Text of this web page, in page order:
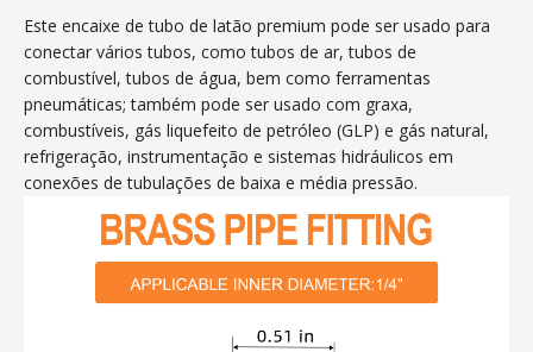
Este encaixe de tubo de latão premium pode ser usado para
conectar vários tubos, como tubos de ar, tubos de
combustível, tubos de água, bem como ferramentas
pneumáticas; também pode ser usado com graxa,
combustíveis, gás liquefeito de petróleo (GLP) e gás natural,
refrigeração, instrumentação e sistemas hidráulicos em
conexões de tubulações de baixa e média pressão.